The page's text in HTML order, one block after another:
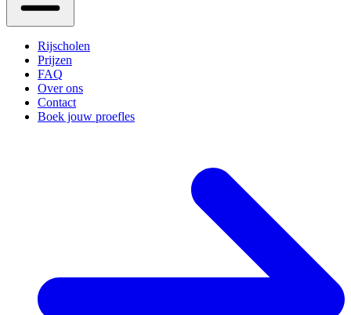
Rijscholen
Prijzen
FAQ
Over ons
Contact
Boek jouw proefles